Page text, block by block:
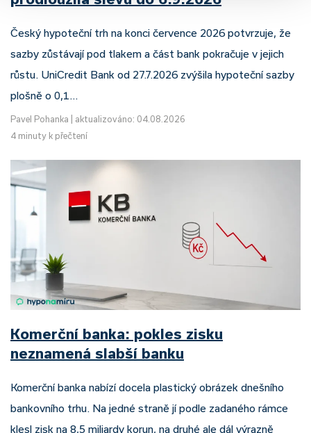
Český hypoteční trh na konci července 2026 potvrzuje, že
sazby zůstávají pod tlakem a část bank pokračuje v jejich
růstu. UniCredit Bank od 27.7.2026 zvýšila hypoteční sazby
plošně o 0,1…
Pavel Pohanka
aktualizováno: 04.08.2026
4 minuty k přečtení
Komerční banka: pokles zisku
neznamená slabší banku
Komerční banka nabízí docela plastický obrázek dnešního
bankovního trhu. Na jedné straně jí podle zadaného rámce
klesl zisk na 8,5 miliardy korun, na druhé ale dál výrazně